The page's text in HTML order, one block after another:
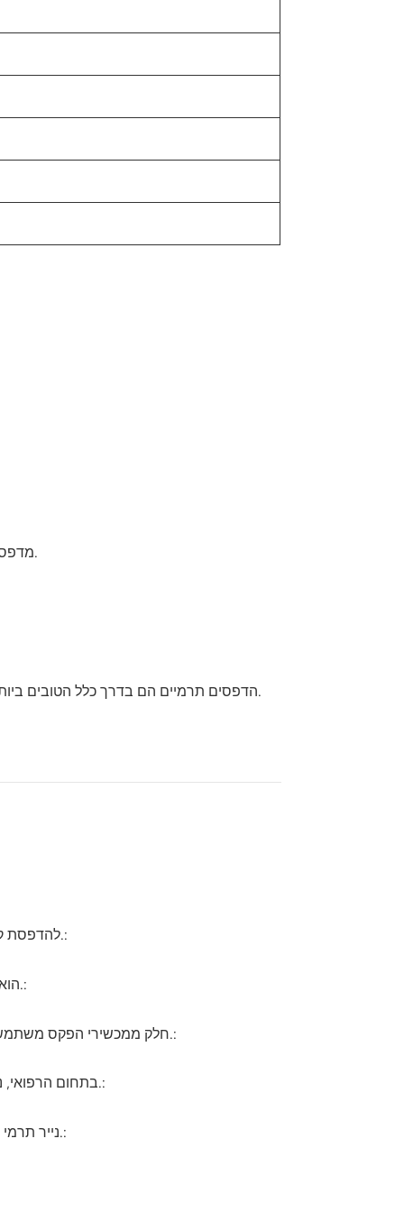
מדפסות תרמיות פועלות במהירות ובשקט, מה שהופך אותן לאידיאליות עבור סביבות במהירות גבוהה כמו קמעונאות ואירוח.
הדפסים תרמיים הם בדרך כלל הטובים ביותר לשימוש לטווח קצר מכיוון שהם עלולים לדהות עם הזמן, במיוחד כאשר הם נחשפים לחום, אור או כימיקלים מסוימים.
נייר תרמי נמצא בשימוש נפוץ במערכות נקודות מכירה (POS) להדפסת קבלות, חשבוניות ורשומות עסקאות.:
הוא משמש להדפסת תוויות וברקודים בקמעונאות, לוגיסטיקה וניהול מלאי בשל הדיוק והבהירות שלו.:
חלק ממכשירי הפקס משתמשים בנייר תרמי להדפסת פקסים נכנסים, תוך הסתמכות על הציפוי הרגיש לחום ליצירת טקסט ותמונות.:
בתחום הרפואי, נייר תרמי משמש להדפסת אלקטרוקרדיוגרמות (א.ק.ג/א.ק.ג) ודוחות אבחון אחרים.:
נייר תרמי משמש גם להדפסת כרטיסים, שוברים וכרטיסים לאירועים, מכיוון שהוא מאפשר ייצור מהיר ויעיל.: